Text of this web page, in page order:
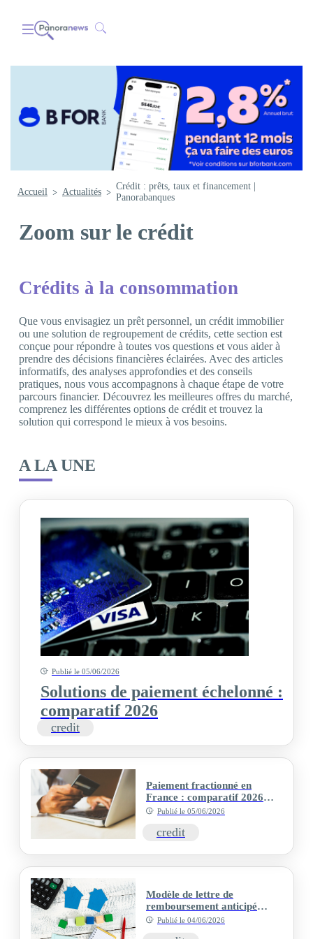
Accueil Actualités
Crédit : prêts, taux et financement |
Panorabanques
Zoom sur le crédit
Crédits à la consommation
Que vous envisagiez un prêt personnel, un crédit immobilier
ou une solution de regroupement de crédits, cette section est
conçue pour répondre à toutes vos questions et vous aider à
prendre des décisions financières éclairées. Avec des articles
informatifs, des analyses approfondies et des conseils
pratiques, nous vous accompagnons à chaque étape de votre
parcours financier. Découvrez les meilleures offres du marché,
comprenez les différentes options de crédit et trouvez la
solution qui correspond le mieux à vos besoins.
A LA UNE
Publié le 05/06/2026
Solutions de paiement échelonné :
comparatif 2026
credit
Paiement fractionné en
France : comparatif 2026
des meilleures cartes et
Publié le 05/06/2026
credit
Modèle de lettre de
remboursement anticipé
d’un crédit immobilier avec
Publié le 04/06/2026